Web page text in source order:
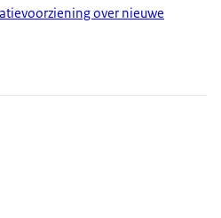
over nieuwe